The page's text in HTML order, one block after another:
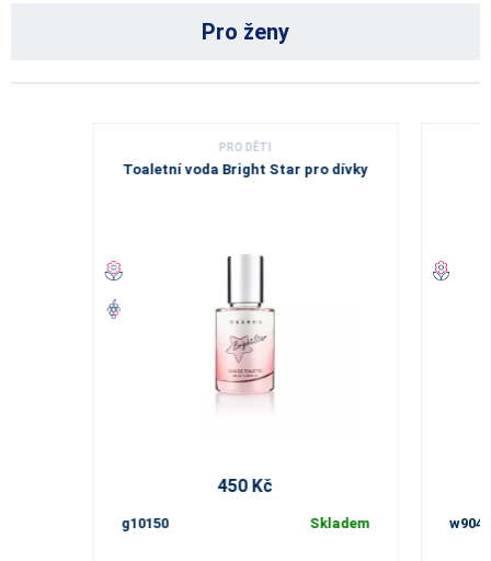
Pro ženy
PRO DĚTI
Toaletní voda Bright Star pro dívky
450 Kč
g10150 Skladem